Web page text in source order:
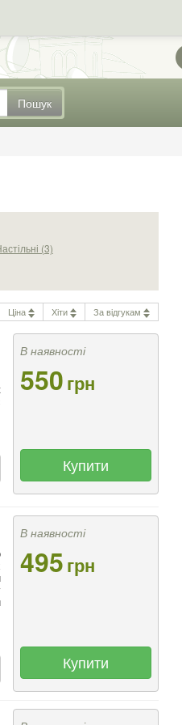
Пошук
(3)
Ціна Хіти За відгукам
В наявності
550грн
Купити
В наявності
495грн
Купити